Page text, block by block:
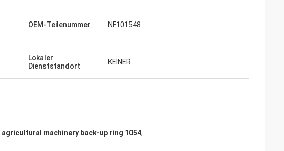
OEM-Teilenummer NF101548
Lokaler
Dienststandort
KEINER
agricultural machinery back-up ring 1054,